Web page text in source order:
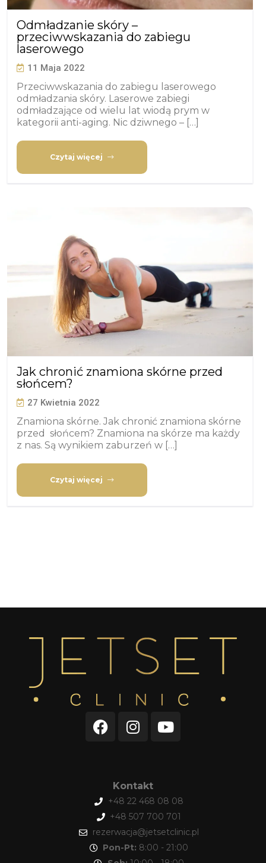
Odmładzanie skóry –
przeciwwskazania do zabiegu
laserowego
11 Maja 2022
Przeciwwskazania do zabiegu laserowego
odmładzania skóry. Laserowe zabiegi
odmładzające od wielu lat wiodą prym w
kategorii anti-aging. Nic dziwnego – […]
Czytaj więcej
Jak chronić znamiona skórne przed
słońcem?
27 Kwietnia 2022
Znamiona skórne. Jak chronić znamiona skórne
przed słońcem? Znamiona na skórze ma każdy
z nas. Są wynikiem zaburzeń w […]
Czytaj więcej
Kontakt
+48 22 468 08 08
+48 507 700 701
rezerwacja@jetsetclinic.pl
Pon-Pt: 8:00 - 21:00